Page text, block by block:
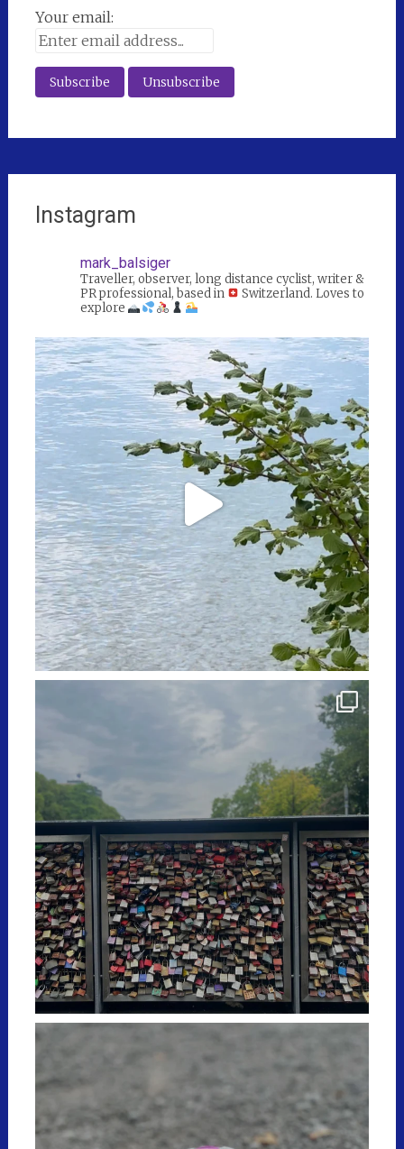
Your email:
Instagram
mark_balsiger
Traveller, observer, long distance cyclist, writer &
PR professional, based in
Switzerland. Loves to
explore